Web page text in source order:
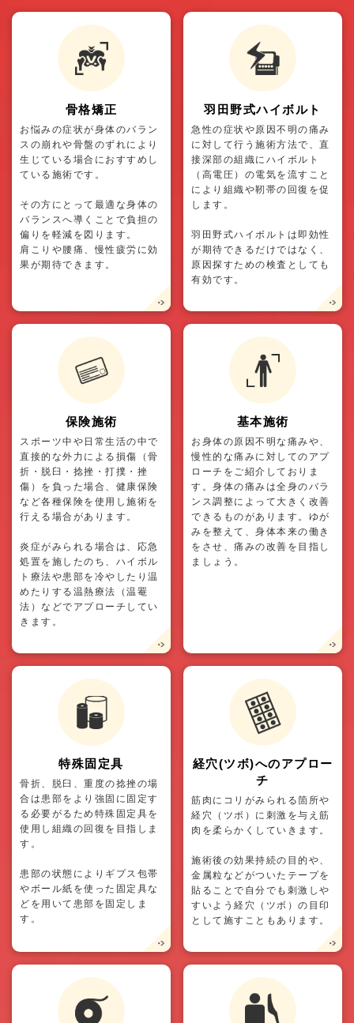
骨格矯正
お悩みの症状が身体のバラン
スの崩れや骨盤のずれにより
生じている場合におすすめし
ている施術です。
その方にとって最適な身体の
バランスへ導くことで負担の
偏りを軽減を図ります。
肩こりや腰痛、慢性疲労に効
果が期待できます。
羽田野式ハイボルト
急性の症状や原因不明の痛み
に対して行う施術方法で、直
接深部の組織にハイボルト
（高電圧）の電気を流すこと
により組織や靭帯の回復を促
します。
羽田野式ハイボルトは即効性
が期待できるだけではなく、
原因探すための検査としても
有効です。
保険施術
スポーツ中や日常生活の中で
直接的な外力による損傷（骨
折・脱臼・捻挫・打撲・挫
傷）を負った場合、健康保険
など各種保険を使用し施術を
行える場合があります。
炎症がみられる場合は、応急
処置を施したのち、ハイボル
ト療法や患部を冷やしたり温
めたりする温熱療法（温罨
法）などでアプローチしてい
きます。
基本施術
お身体の原因不明な痛みや、
慢性的な痛みに対してのアプ
ローチをご紹介しておりま
す。身体の痛みは全身のバラ
ンス調整によって大きく改善
できるものがあります。ゆが
みを整えて、身体本来の働き
をさせ、痛みの改善を目指し
ましょう。
特殊固定具
骨折、脱臼、重度の捻挫の場
合は患部をより強固に固定す
る必要がるため特殊固定具を
使用し組織の回復を目指しま
す。
患部の状態によりギプス包帯
やボール紙を使った固定具な
どを用いて患部を固定しま
す。
経穴(ツボ)へのアプロー
チ
筋肉にコリがみられる箇所や
経穴（ツボ）に刺激を与え筋
肉を柔らかくしていきます。
施術後の効果持続の目的や、
金属粒などがついたテープを
貼ることで自分でも刺激しや
すいよう経穴（ツボ）の目印
として施すこともあります。